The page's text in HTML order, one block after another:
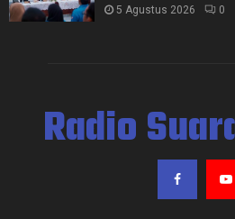
5 Agustus 2026 0
Radio